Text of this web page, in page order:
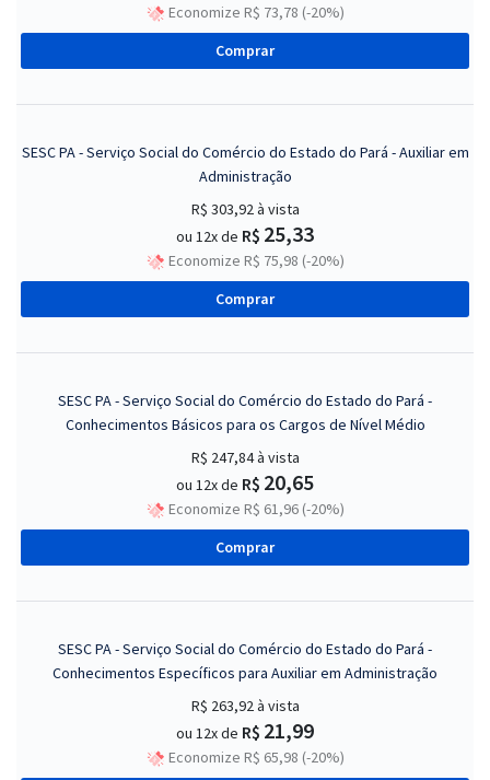
Economize R$ 73,78 (-20%)
Comprar
SESC PA - Serviço Social do Comércio do Estado do Pará - Auxiliar em
Administração
R$ 303,92à vista
ou 12x de R$ 25,33
Economize R$ 75,98 (-20%)
Comprar
SESC PA - Serviço Social do Comércio do Estado do Pará -
Conhecimentos Básicos para os Cargos de Nível Médio
R$ 247,84à vista
ou 12x de R$ 20,65
Economize R$ 61,96 (-20%)
Comprar
SESC PA - Serviço Social do Comércio do Estado do Pará -
Conhecimentos Específicos para Auxiliar em Administração
R$ 263,92à vista
ou 12x de R$ 21,99
Economize R$ 65,98 (-20%)